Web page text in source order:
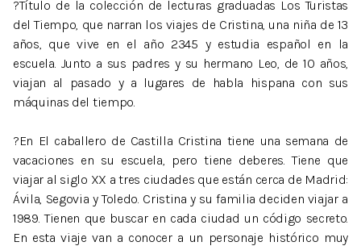
?Título de la colección de lecturas graduadas Los Turistas
del Tiempo, que narran los viajes de Cristina, una niña de 13
años, que vive en el año 2345 y estudia español en la
escuela. Junto a sus padres y su hermano Leo, de 10 años,
viajan al pasado y a lugares de habla hispana con sus
máquinas del tiempo.
?En El caballero de Castilla Cristina tiene una semana de
vacaciones en su escuela, pero tiene deberes. Tiene que
viajar al siglo XX a tres ciudades que están cerca de Madrid:
Ávila, Segovia y Toledo. Cristina y su familia deciden viajar a
1989. Tienen que buscar en cada ciudad un código secreto.
En esta viaje van a conocer a un personaje histórico muy